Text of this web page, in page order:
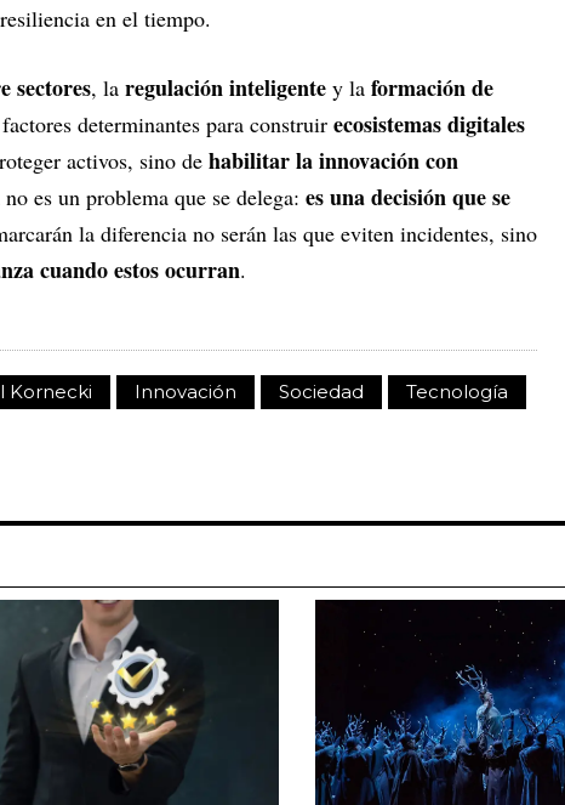
en el tiempo.
sectores, la regulación inteligente y la formación de
determinantes para construir ecosistemas digitales
activos, sino de habilitar la innovación con
es un problema que se delega: es una decisión que se
la diferencia no serán las que eviten incidentes, sino
cuando estos ocurran.
Kornecki Innovación Sociedad
Tecnología